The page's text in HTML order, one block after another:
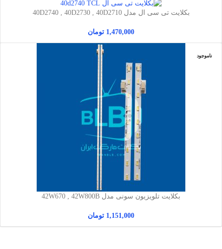
بکلایت تی سی ال مدل 40D2740 , 40D2730 , 40D2710
1,470,000 تومان
ناموجود
بکلایت تلویزیون سونی مدل 42W670 , 42W800B
1,151,000 تومان